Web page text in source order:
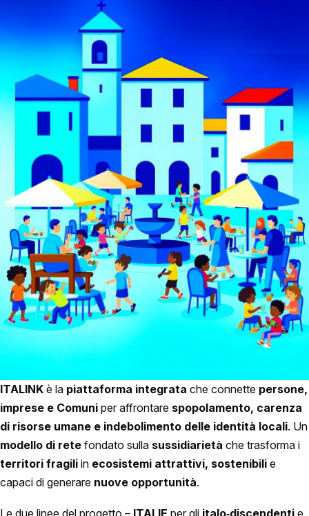
ITALINK è la piattaforma integrata che connette persone,
imprese e Comuni per affrontare spopolamento, carenza
di risorse umane e indebolimento delle identità locali. Un
modello di rete fondato sulla sussidiarietà che trasforma i
territori fragili in ecosistemi attrattivi, sostenibili e
capaci di generare nuove opportunità.